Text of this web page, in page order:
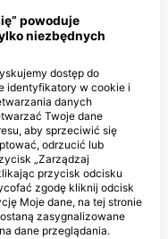
Blue Adventures Belize
Front Boca del Rio, 00000
Pedro Town, Belize
powoduje
niezbędnych
dostęp do
identyfikatory w cookie i
danych
Twoje dane
aby sprzeciwić się
odrzucić lub
„Zarządzaj
przycisk odcisku
zgodę kliknij odcisk
Moje dane, na tej stronie
zasygnalizowane
dane przeglądania.